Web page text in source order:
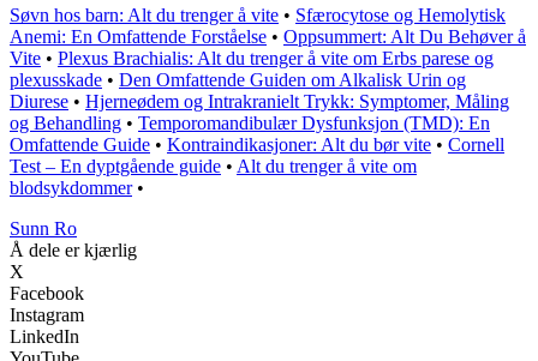
Søvn hos barn: Alt du trenger å vite • Sfærocytose og Hemolytisk
Anemi: En Omfattende Forståelse • Oppsummert: Alt Du Behøver å
Vite • Plexus Brachialis: Alt du trenger å vite om Erbs parese og
plexusskade • Den Omfattende Guiden om Alkalisk Urin og
Diurese • Hjerneødem og Intrakranielt Trykk: Symptomer, Måling
og Behandling • Temporomandibulær Dysfunksjon (TMD): En
Omfattende Guide • Kontraindikasjoner: Alt du bør vite • Cornell
Test – En dyptgående guide • Alt du trenger å vite om
blodsykdommer•
Sunn Ro
Å dele er kjærlig
X
Facebook
Instagram
LinkedIn